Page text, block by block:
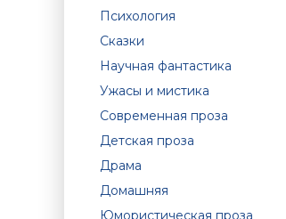
Психология
Сказки
Научная фантастика
Ужасы и мистика
Современная проза
Детская проза
Драма
Домашняя
Юмористическая проза